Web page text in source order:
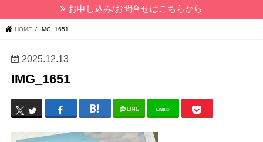
お申し込み/お問合せはこちらから
HOME IMG_1651
2025.12.13
IMG_1651
LINE LINE@